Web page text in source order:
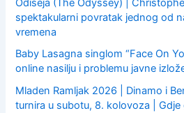
spektakularni povratak jednog od
vremena
Baby Lasagna singlom “Face On
online nasilju i problemu javne
Mladen Ramljak 2026 | Dinamo i
turnira u subotu, 8. kolovoza |